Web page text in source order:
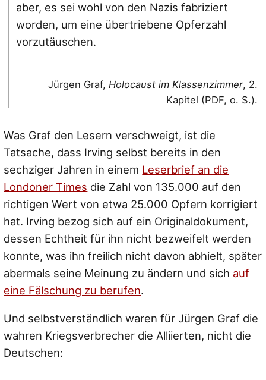
aber, es sei wohl von den Nazis fabriziert
worden, um eine übertriebene Opferzahl
vorzutäuschen.
Jürgen Graf, Holocaust im Klassenzimmer, 2.
Kapitel (PDF, o. S.).
Was Graf den Lesern verschweigt, ist die
Tatsache, dass Irving selbst bereits in den
sechziger Jahren in einem Leserbrief an die
Londoner Times die Zahl von 135.000 auf den
richtigen Wert von etwa 25.000 Opfern korrigiert
hat. Irving bezog sich auf ein Originaldokument,
dessen Echtheit für ihn nicht bezweifelt werden
konnte, was ihn freilich nicht davon abhielt, später
abermals seine Meinung zu ändern und sich auf
eine Fälschung zu berufen.
Und selbstverständlich waren für Jürgen Graf die
wahren Kriegsverbrecher die Alliierten, nicht die
Deutschen: